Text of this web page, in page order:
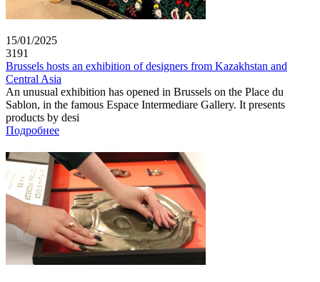
15/01/2025
3191
Brussels hosts an exhibition of designers from Kazakhstan and
Central Asia
An unusual exhibition has opened in Brussels on the Place du
Sablon, in the famous Espace Intermediare Gallery. It presents
products by desi
Подробнее